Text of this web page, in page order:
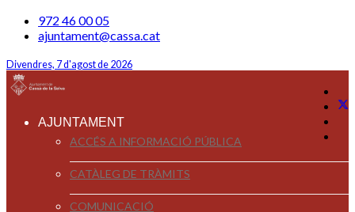
972 46 00 05
ajuntament@cassa.cat
Divendres, 7 d'agost de 2026
AJUNTAMENT
ACCÉS A INFORMACIÓ PÚBLICA
CATÀLEG DE TRÀMITS
COMUNICACIÓ